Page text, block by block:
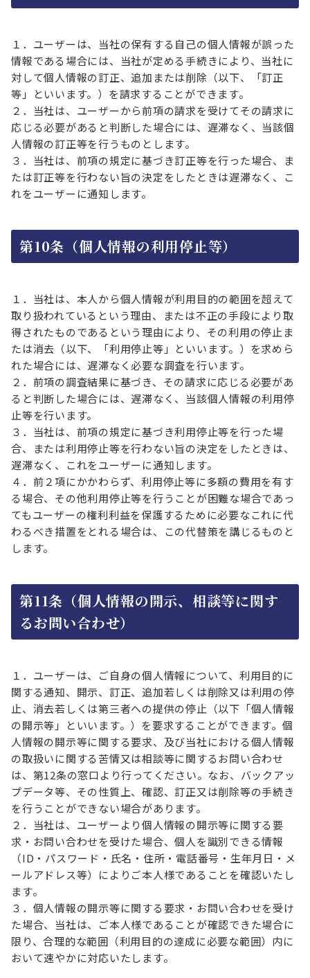
１．ユーザーは、当社の保有する自己の個人情報が誤った
情報である場合には、当社が定める手続きにより、当社に
対して個人情報の訂正、追加または削除（以下、「訂正
等」といいます。）を請求することができます。
２．当社は、ユーザーから前項の請求を受けてその請求に
応じる必要があると判断した場合には、遅滞なく、当該個
人情報の訂正等を行うものとします。
３．当社は、前項の規定に基づき訂正等を行った場合、ま
たは訂正等を行わない旨の決定をしたときは遅滞なく、こ
れをユーザーに通知します。
第10条（個人情報の利用停止等）
１．当社は、本人から個人情報が利用目的の範囲を超えて
取り扱われているという理由、または不正の手段により取
得されたものであるという理由により、その利用の停止ま
たは消去（以下、「利用停止等」といいます。）を求めら
れた場合には、遅滞なく必要な調査を行います。
２．前項の調査結果に基づき、その請求に応じる必要があ
ると判断した場合には、遅滞なく、当該個人情報の利用停
止等を行います。
３．当社は、前項の規定に基づき利用停止等を行った場
合、または利用停止等を行わない旨の決定をしたときは、
遅滞なく、これをユーザーに通知します。
４．前２項にかかわらず、利用停止等に多額の費用を有す
る場合、その他利用停止等を行うことが困難な場合であっ
てもユーザーの権利利益を保護するために必要なこれに代
わるべき措置をとれる場合は、この代替策を講じるものと
します。
第11条（個人情報の開示、相談等に関す
るお問い合わせ）
１．ユーザーは、ご自身の個人情報について、利用目的に
関する通知、開示、訂正、追加若しくは削除又は利用の停
止、消去若しくは第三者への提供の停止（以下「個人情報
の開示等」といいます。）を要求することができます。個
人情報の開示等に関する要求、及び当社における個人情報
の取扱いに関する苦情又は相談等に関するお問い合わせ
は、第12条の窓口より行ってください。なお、バックアッ
プデータ等、その性質上、確認、訂正又は削除等の手続き
を行うことができない場合があります。
２．当社は、ユーザーより個人情報の開示等に関する要
求・お問い合わせを受けた場合、個人を識別できる情報
（ID・パスワード・氏名・住所・電話番号・生年月日・メ
ールアドレス等）によりご本人様であることを確認いたし
ます。
３．個人情報の開示等に関する要求・お問い合わせを受け
た場合、当社は、ご本人様であることが確認できた場合に
限り、合理的な範囲（利用目的の達成に必要な範囲）内に
おいて速やかに対応いたします。